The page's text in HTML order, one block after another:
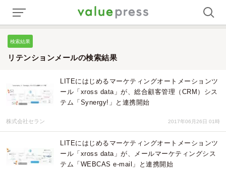
検索結果
リテンションメールの検索結果
LITEにはじめるマーケティングオートメーションツ
ール「xross data」が、総合顧客管理（CRM）シス
テム「Synergy!」と連携開始
株式会社セラン 2017年06月26日 01時
LITEにはじめるマーケティングオートメーションツ
ール「xross data」が、メールマーケティングシス
テム「WEBCAS e-mail」と連携開始